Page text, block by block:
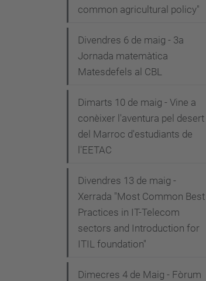
common agricultural policy"
Divendres 6 de maig - 3a
Jornada matemàtica
Matesdefels al CBL
Dimarts 10 de maig - Vine a
conèixer l'aventura pel desert
del Marroc d'estudiants de
l'EETAC
Divendres 13 de maig -
Xerrada "Most Common Best
Practices in IT-Telecom
sectors and Introduction for
ITIL foundation"
Dimecres 4 de Maig - Fòrum